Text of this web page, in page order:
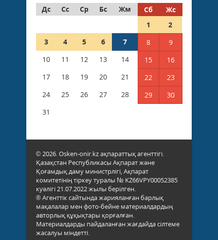
Дс
Сс Ср Бс Жм Сб
Жс
1
2
3
4 5 6 7 8
9
10
11 12 13 14 15
16
17
18 19 20 21 22
23
24
25 26 27 28 29
30
31
© 2026. Osken-onir.kz ақпараттық агенттігі.
Қазақстан Республикасы Ақпарат және
Қоғамдық даму министрлігі, Ақпарат
комитетінің тіркеу туралы № KZ66VPY00052385
куәлігі 21.07.2022 жылы берілген.
® Агенттік сайтында жарияланған барлық
мақалалар мен фото-бейне материалдардың
авторлық құқықтары қорғалған.
Материалдарды пайдаланған жағдайда сілтеме
жасалуы міндетті.